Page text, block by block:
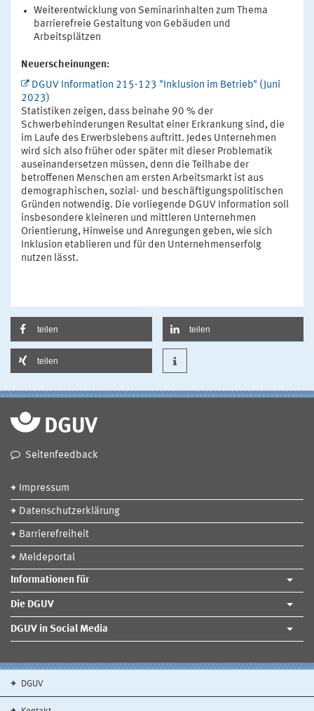
Weiterentwicklung von Seminarinhalten zum Thema
barrierefreie Gestaltung von Gebäuden und
Arbeitsplätzen
Neuerscheinungen:
DGUV Information 215-123 "Inklusion im Betrieb" (Juni
2023)
Statistiken zeigen, dass beinahe 90 % der
Schwerbehinderungen Resultat einer Erkrankung sind, die
im Laufe des Erwerbslebens auftritt. Jedes Unternehmen
wird sich also früher oder später mit dieser Problematik
auseinandersetzen müssen, denn die Teilhabe der
betroffenen Menschen am ersten Arbeitsmarkt ist aus
demographischen, sozial- und beschäftigungspolitischen
Gründen notwendig. Die vorliegende DGUV Information soll
insbesondere kleineren und mittleren Unternehmen
Orientierung, Hinweise und Anregungen geben, wie sich
Inklusion etablieren und für den Unternehmenserfolg
nutzen lässt.
teilen teilen
teilen
Seitenfeedback
Impressum
Datenschutzerklärung
Barrierefreiheit
Meldeportal
Informationen für
Die DGUV
DGUV in Social Media
DGUV